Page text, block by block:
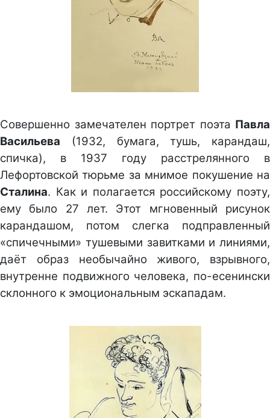
Совершенно замечателен портрет поэта Павла
Васильева (1932, бумага, тушь, карандаш,
спичка), в 1937 году расстрелянного в
Лефортовской тюрьме за мнимое покушение на
Сталина. Как и полагается российскому поэту,
ему было 27 лет. Этот мгновенный рисунок
карандашом, потом слегка подправленный
«спичечными» тушевыми завитками и линиями,
даёт образ необычайно живого, взрывного,
внутренне подвижного человека, по-есенински
склонного к эмоциональным эскападам.